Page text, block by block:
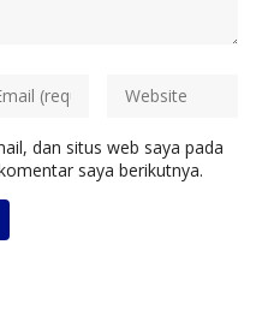
dan situs web saya pada
saya berikutnya.